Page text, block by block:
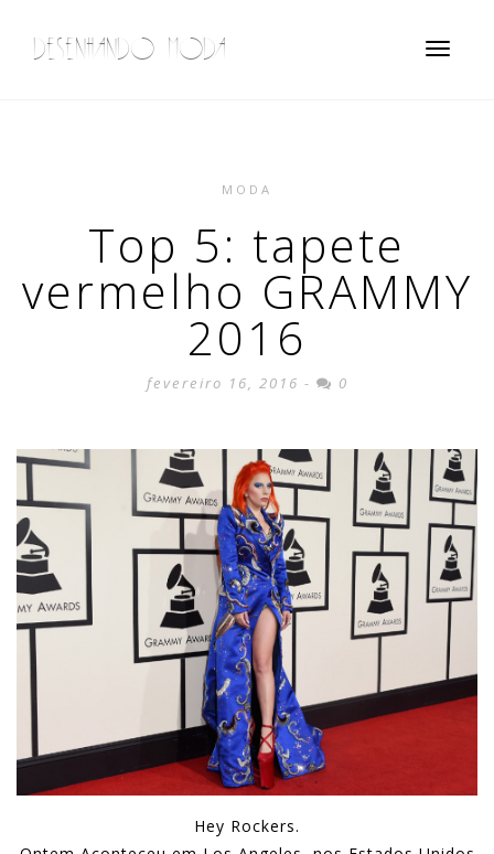
Toggle
DESENHANDO MODA
MODA
Top 5: tapete
vermelho GRAMMY
2016
fevereiro 16, 2016 - 0
Hey Rockers.